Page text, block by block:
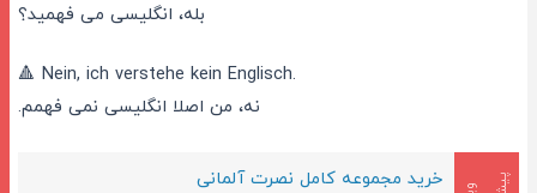
بله، انگلیسی می فهمید؟
🔺 Nein, ich verstehe kein Englisch.
نه، من اصلا انگلیسی نمی فهمم.
خرید مجموعه کامل نصرت آلمانی